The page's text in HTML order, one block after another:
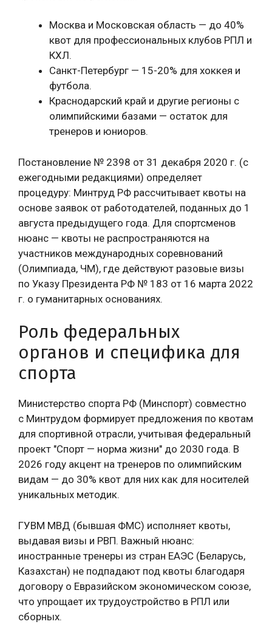
Москва и Московская область — до 40%
квот для профессиональных клубов РПЛ и
КХЛ.
Санкт-Петербург — 15-20% для хоккея и
футбола.
Краснодарский край и другие регионы с
олимпийскими базами — остаток для
тренеров и юниоров.
Постановление № 2398 от 31 декабря 2020 г. (с
ежегодными редакциями) определяет
процедуру: Минтруд РФ рассчитывает квоты на
основе заявок от работодателей, поданных до 1
августа предыдущего года. Для спортсменов
нюанс — квоты не распространяются на
участников международных соревнований
(Олимпиада, ЧМ), где действуют разовые визы
по Указу Президента РФ № 183 от 16 марта 2022
г. о гуманитарных основаниях.
Роль федеральных
органов и специфика для
спорта
Министерство спорта РФ (Минспорт) совместно
с Минтрудом формирует предложения по квотам
для спортивной отрасли, учитывая федеральный
проект "Спорт — норма жизни" до 2030 года. В
2026 году акцент на тренеров по олимпийским
видам — до 30% квот для них как для носителей
уникальных методик.
ГУВМ МВД (бывшая ФМС) исполняет квоты,
выдавая визы и РВП. Важный нюанс:
иностранные тренеры из стран ЕАЭС (Беларусь,
Казахстан) не подпадают под квоты благодаря
договору о Евразийском экономическом союзе,
что упрощает их трудоустройство в РПЛ или
сборных.